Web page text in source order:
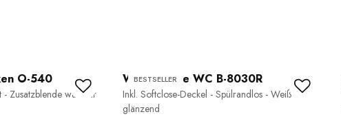
O-540
Zusatzblende wählbar
BESTSELLER
Wand-Hänge WC B-8030R
Inkl. Softclose-Deckel - Spülrandlos - Weiß
glänzend